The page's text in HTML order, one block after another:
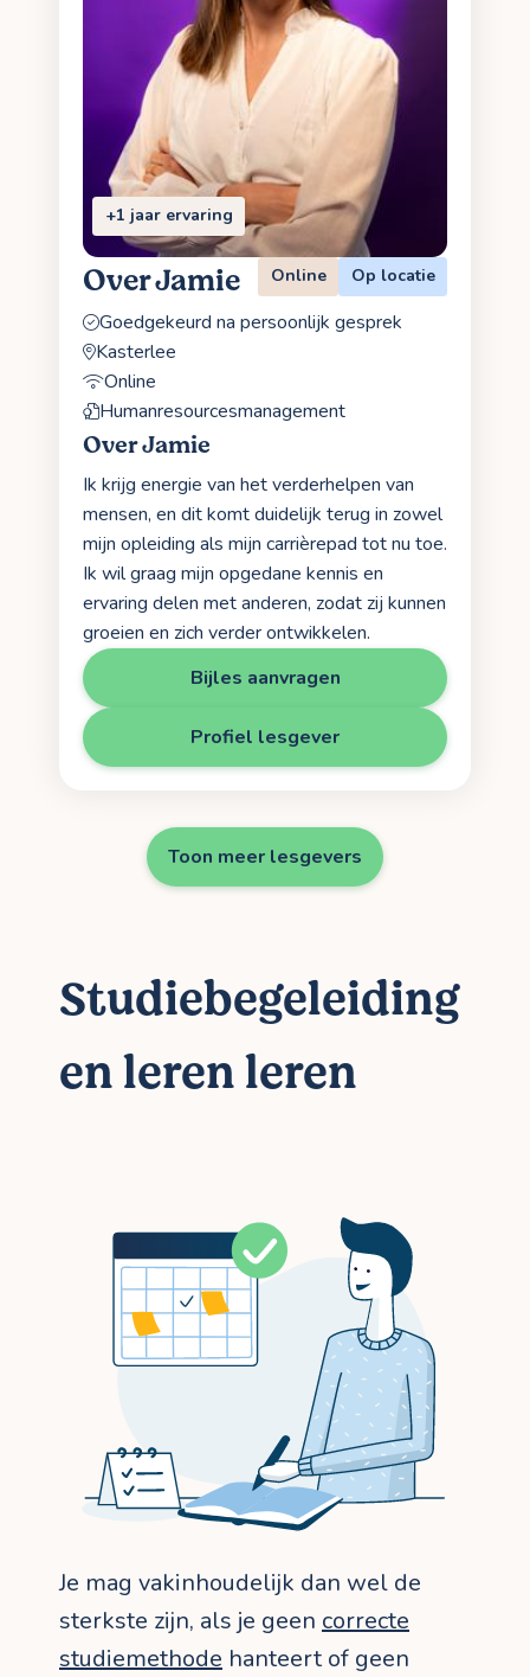
+1 jaar ervaring
Over Jamie Online Op locatie
Goedgekeurd na persoonlijk gesprek
Kasterlee
Online
Humanresourcesmanagement
Over Jamie
Ik krijg energie van het verderhelpen van
mensen, en dit komt duidelijk terug in zowel
mijn opleiding als mijn carrièrepad tot nu toe.
Ik wil graag mijn opgedane kennis en
ervaring delen met anderen, zodat zij kunnen
groeien en zich verder ontwikkelen.
Bijles aanvragen
Profiel lesgever
Toon meer lesgevers
Studiebegeleiding
en leren leren
Je mag vakinhoudelijk dan wel de
sterkste zijn, als je geen correcte
studiemethode hanteert of geen